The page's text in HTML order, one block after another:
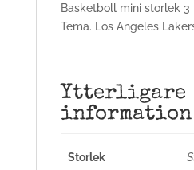
Basketboll mini storlek
Tema. Los Angeles
Ytterligare
information
Storlek